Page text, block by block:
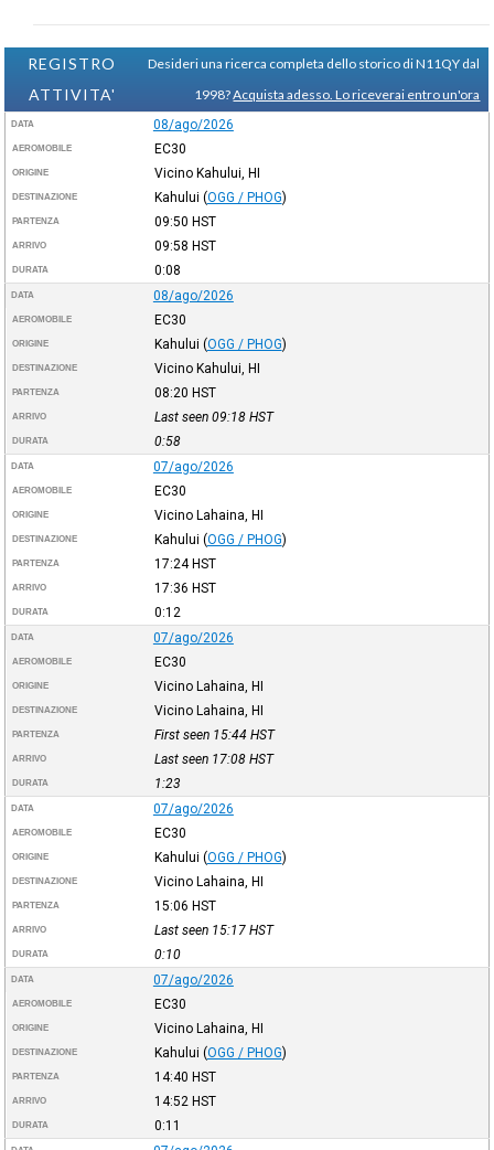
REGISTRO
ATTIVITA'
Desideri una ricerca completa dello storico di N11QY dal
1998?Acquista adesso. Lo riceverai entro un'ora
DATA 08/ago/2026
AEROMOBILE EC30
ORIGINE Vicino Kahului, HI
DESTINAZIONE Kahului (OGG / PHOG)
PARTENZA 09:50 HST
ARRIVO 09:58 HST
DURATA 0:08
DATA 08/ago/2026
AEROMOBILE EC30
ORIGINE Kahului (OGG / PHOG)
DESTINAZIONE Vicino Kahului, HI
PARTENZA 08:20 HST
ARRIVO Last seen 09:18 HST
DURATA 0:58
DATA 07/ago/2026
AEROMOBILE EC30
ORIGINE Vicino Lahaina, HI
DESTINAZIONE Kahului (OGG / PHOG)
PARTENZA 17:24HST
ARRIVO 17:36 HST
DURATA 0:12
DATA 07/ago/2026
AEROMOBILE EC30
ORIGINE Vicino Lahaina, HI
DESTINAZIONE Vicino Lahaina, HI
PARTENZA First seen 15:44 HST
ARRIVO Last seen 17:08 HST
DURATA 1:23
DATA 07/ago/2026
AEROMOBILE EC30
ORIGINE Kahului (OGG / PHOG)
DESTINAZIONE Vicino Lahaina, HI
PARTENZA 15:06 HST
ARRIVO Last seen 15:17 HST
DURATA 0:10
DATA 07/ago/2026
AEROMOBILE EC30
ORIGINE Vicino Lahaina, HI
DESTINAZIONE Kahului (OGG / PHOG)
PARTENZA 14:40 HST
ARRIVO 14:52 HST
DURATA 0:11